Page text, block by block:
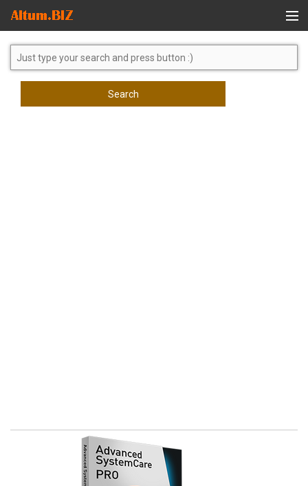
Global Search
Search